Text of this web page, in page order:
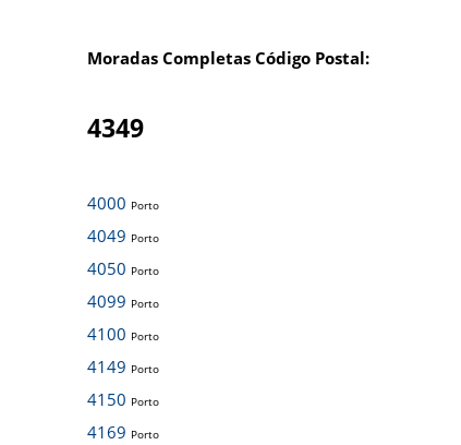
Moradas Completas Código Postal:
4349
4000 Porto
4049 Porto
4050 Porto
4099 Porto
4100 Porto
4149 Porto
4150 Porto
4169 Porto